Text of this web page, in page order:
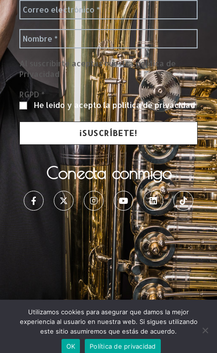
Al suscribirte aceptas nuestra política de
Privacidad
RGPD *
He leído y acepto la política de privacidad
Conecta conmigo
Copyright 2026 - Pablo Fernández
Utilizamos cookies para asegurar que damos la mejor
experiencia al usuario en nuestra web. Si sigues utilizando
este sitio asumiremos que estás de acuerdo.
OK
Política de privacidad